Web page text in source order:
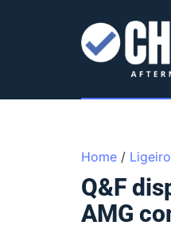
Home /
Q&F
AMG